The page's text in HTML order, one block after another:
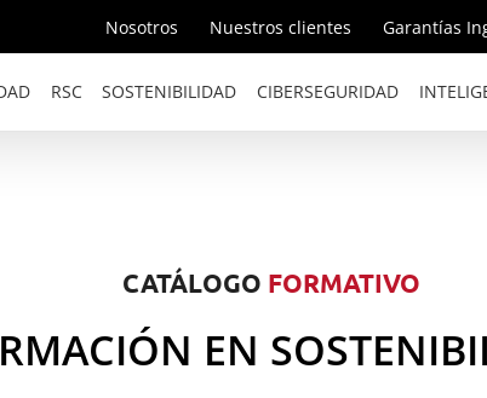
Nosotros Nuestros clientes Garantías
RSC SOSTENIBILIDAD CIBERSEGURIDAD
CATÁLOGO FORMATIVO
EN